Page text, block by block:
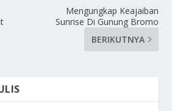
Mengungkap Keajaiban
Sunrise Di Gunung Bromo
BERIKUTNYA